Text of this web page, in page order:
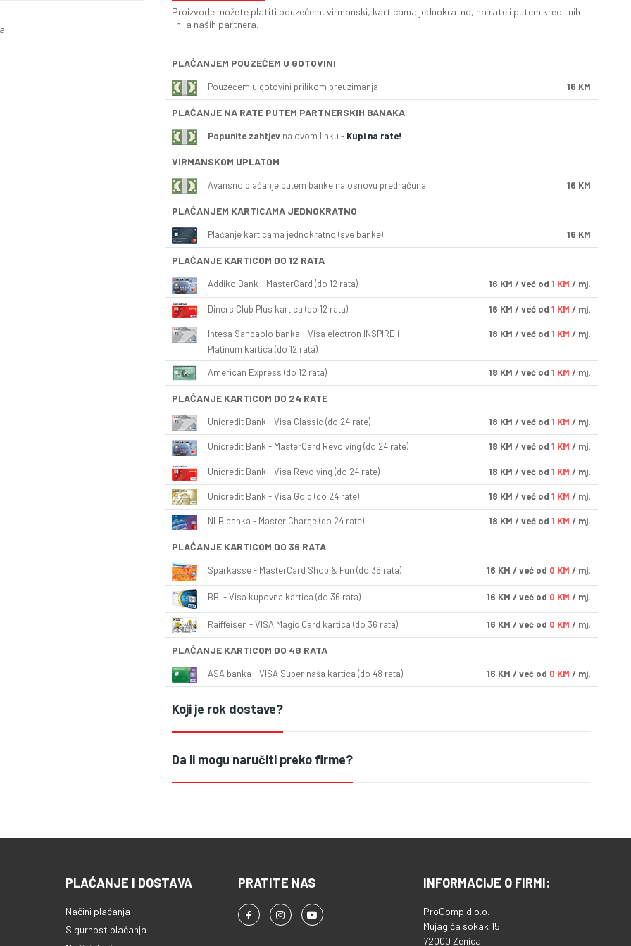
Proizvode možete platiti pouzećem, virmanski, karticama jednokratno, na rate i putem kreditnih
linija naših partnera.
PLAĆANJEM POUZEĆEM U GOTOVINI
Pouzećem u gotovini prilikom preuzimanja 16 KM
PLAĆANJE NA RATE PUTEM PARTNERSKIH BANAKA
Popunite zahtjev na ovom linku - Kupi na rate!
VIRMANSKOM UPLATOM
Avansno plaćanje putem banke na osnovu predračuna 16 KM
PLAĆANJEM KARTICAMA JEDNOKRATNO
Plaćanje karticama jednokratno (sve banke) 16 KM
PLAĆANJE KARTICOM DO 12 RATA
Addiko Bank - MasterCard (do 12 rata) 16 KM / već od 1 KM / mj.
Diners Club Plus kartica (do 12 rata) 16 KM / već od 1 KM / mj.
Intesa Sanpaolo banka - Visa electron INSPIRE i
Platinum kartica (do 12 rata)
18 KM / već od 1 KM / mj.
American Express (do 12 rata) 18 KM / već od 1 KM / mj.
PLAĆANJE KARTICOM DO 24 RATE
Unicredit Bank - Visa Classic (do 24 rate) 18 KM / već od 1 KM / mj.
Unicredit Bank - MasterCard Revolving (do 24 rate) 18 KM / već od 1 KM / mj.
Unicredit Bank - Visa Revolving (do 24 rate) 18 KM / već od 1 KM / mj.
Unicredit Bank - Visa Gold (do 24 rate) 18 KM / već od 1 KM / mj.
NLB banka - Master Charge (do 24 rate) 18 KM / već od 1 KM / mj.
PLAĆANJE KARTICOM DO 36 RATA
Sparkasse - MasterCard Shop & Fun (do 36 rata) 16 KM / već od 0 KM / mj.
BBI - Visa kupovna kartica (do 36 rata) 16 KM / već od 0 KM / mj.
Raiffeisen - VISA Magic Card kartica (do 36 rata) 16 KM / već od 0 KM / mj.
PLAĆANJE KARTICOM DO 48 RATA
ASA banka - VISA Super naša kartica (do 48 rata) 16 KM / već od 0 KM / mj.
Koji je rok dostave?
Da li mogu naručiti preko firme?
PLAĆANJE I DOSTAVA
Načini plaćanja
Sigurnost plaćanja
PRATITE NAS INFORMACIJE O FIRMI:
ProComp d.o.o.
Mujagića sokak 15
72000 Zenica